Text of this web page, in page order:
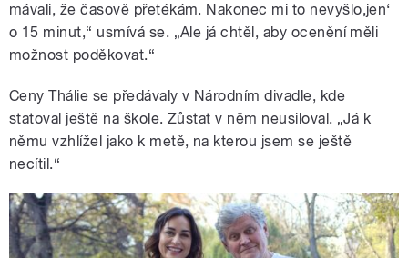
mávali, že časově přetékám. Nakonec mi to nevyšlo‚jen‘
o 15 minut,“ usmívá se. „Ale já chtěl, aby ocenění měli
možnost poděkovat.“
Ceny Thálie se předávaly v Národním divadle, kde
statoval ještě na škole. Zůstat v něm neusiloval. „Já k
němu vzhlížel jako k metě, na kterou jsem se ještě
necítil.“